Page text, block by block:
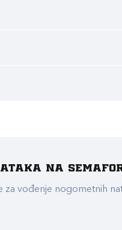
na
vođenje nogometnih